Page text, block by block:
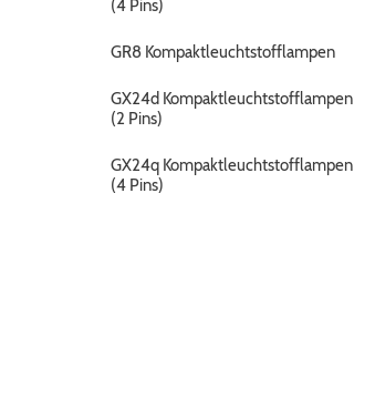
(4 Pins)
GR8 Kompaktleuchtstofflampen
GX24d Kompaktleuchtstofflampen
(2 Pins)
GX24q Kompaktleuchtstofflampen
(4 Pins)